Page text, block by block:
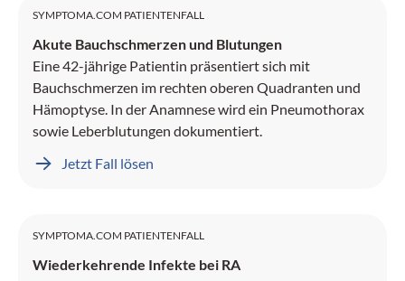
SYMPTOMA.COM PATIENTENFALL
Akute Bauchschmerzen und Blutungen
Eine 42-jährige Patientin präsentiert sich mit
Bauchschmerzen im rechten oberen Quadranten und
Hämoptyse. In der Anamnese wird ein Pneumothorax
sowie Leberblutungen dokumentiert.
Jetzt Fall lösen
SYMPTOMA.COM PATIENTENFALL
Wiederkehrende Infekte bei RA